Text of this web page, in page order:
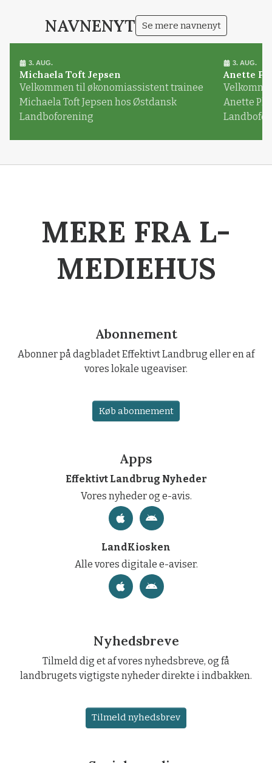
NAVNENYT Se mere navnenyt
3. AUG.
Michaela Toft Jepsen
Velkommen til økonomiassistent trainee
Michaela Toft Jepsen hos Østdansk
Landboforening
3. AUG.
Anette
Anette
MERE FRA L-
MEDIEHUS
Abonnement
Abonner på dagbladet Effektivt Landbrug eller en af
vores lokale ugeaviser.
Køb abonnement
Apps
Effektivt Landbrug Nyheder
Vores nyheder og e-avis.
LandKiosken
Alle vores digitale e-aviser.
Nyhedsbreve
Tilmeld dig et af vores nyhedsbreve, og få
landbrugets vigtigste nyheder direkte i indbakken.
Tilmeld nyhedsbrev